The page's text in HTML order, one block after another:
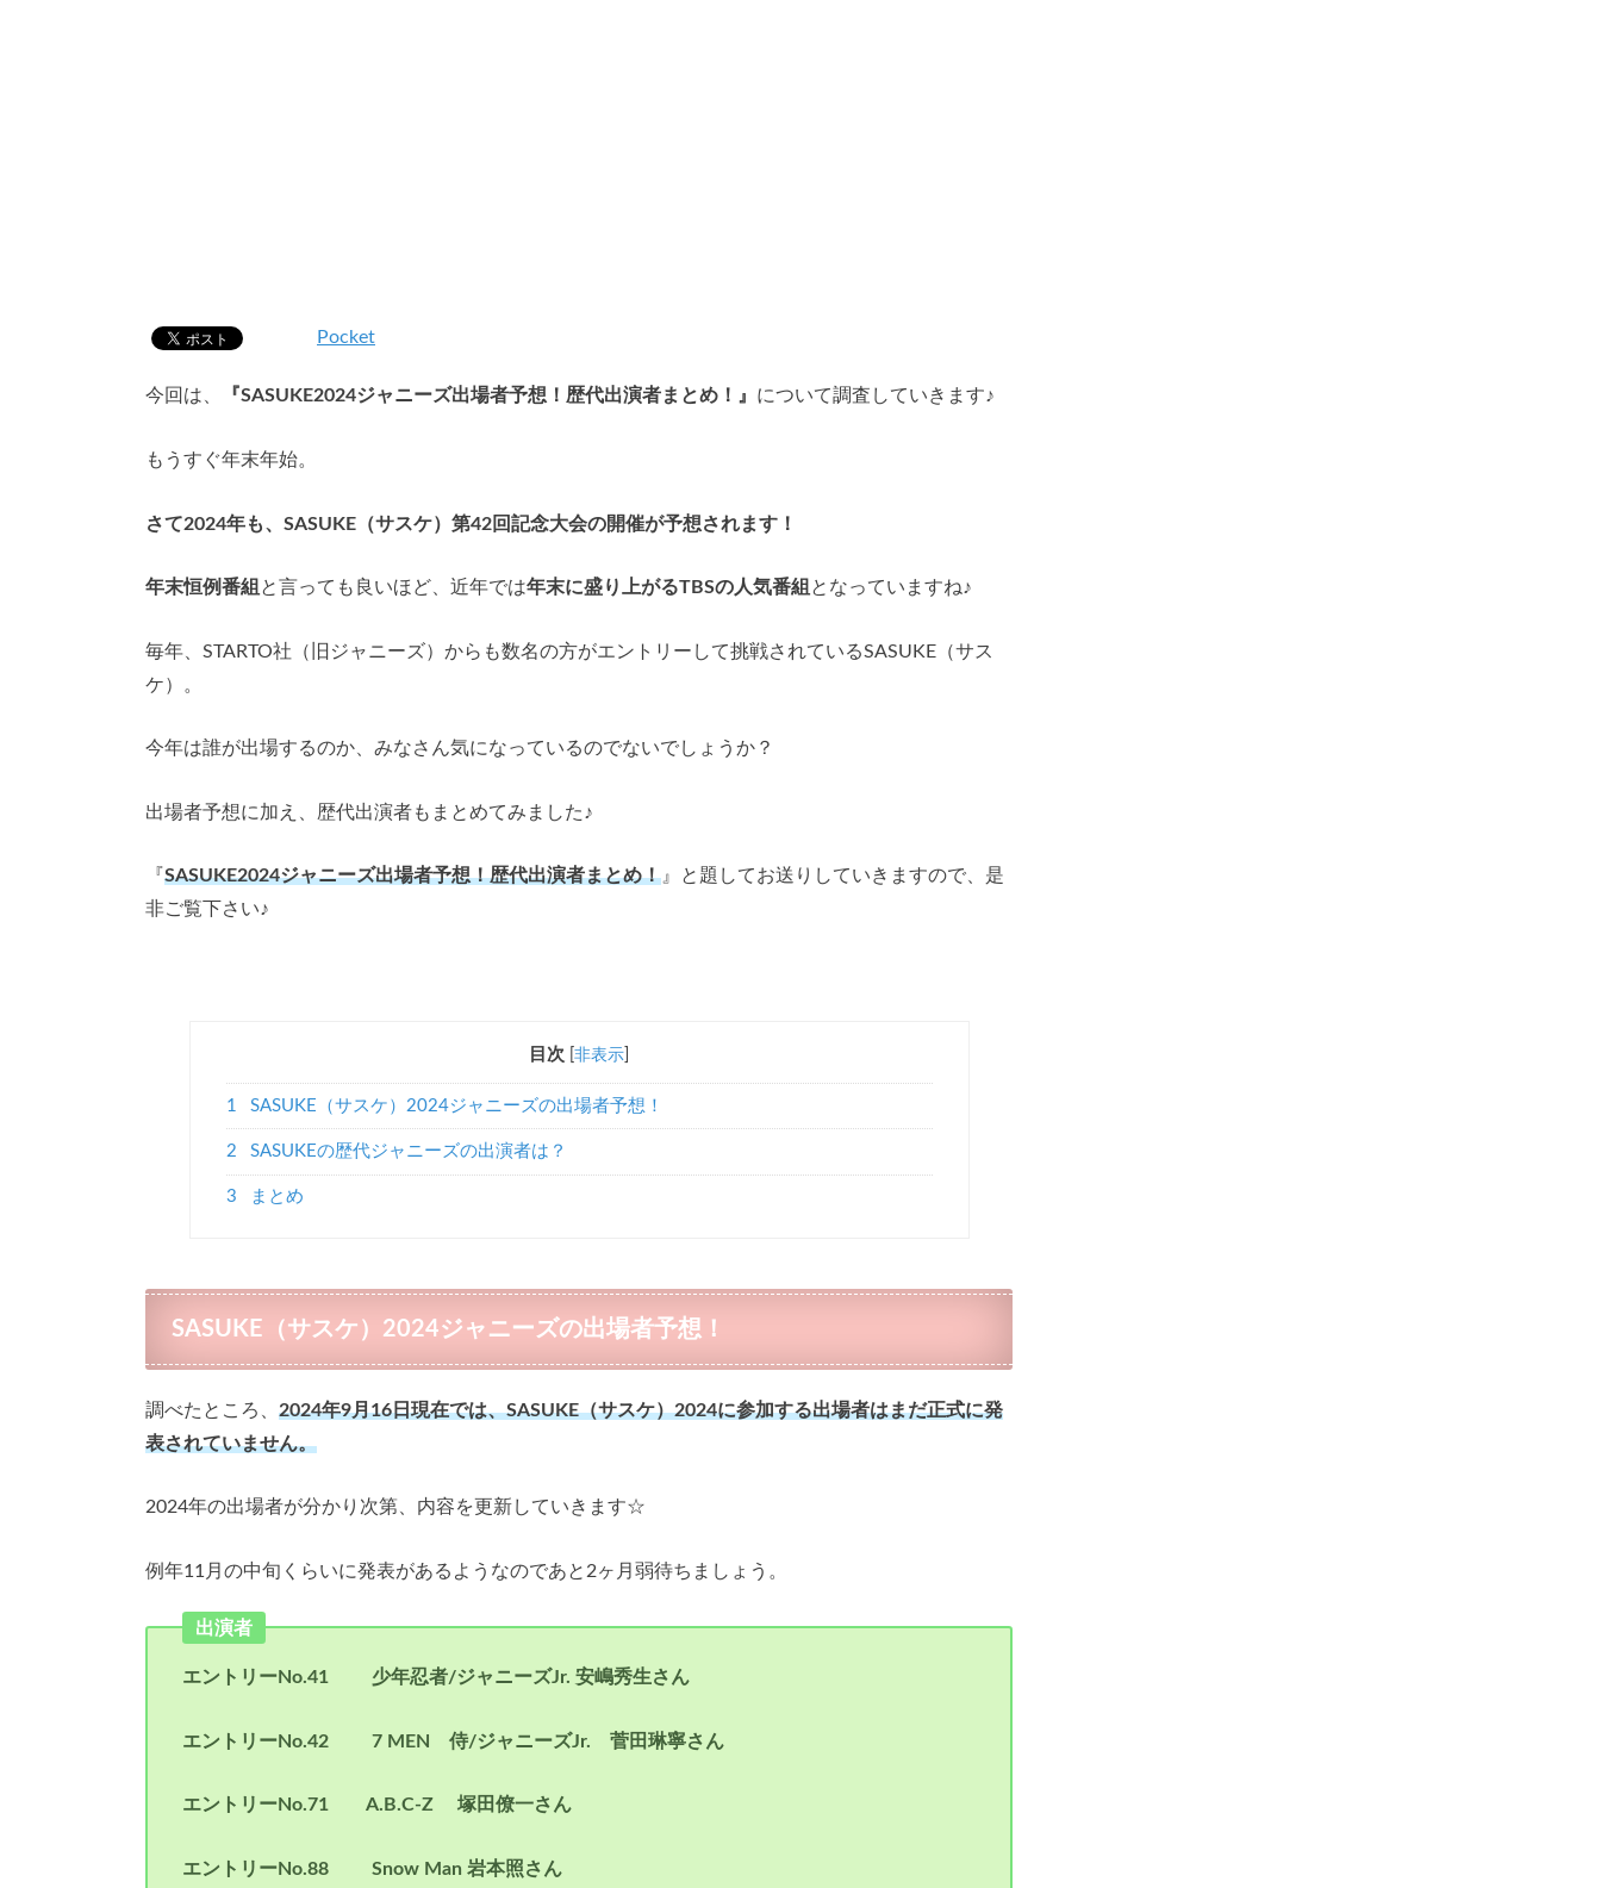
Pocket
今回は、 『SASUKE2024ジャニーズ出場者予想！歴代出演者まとめ！』 について調査していきます♪
もうすぐ年末年始。
さて2024年も、SASUKE（サスケ）第42回記念大会の開催が予想されます！
年末恒例番組 と言っても良いほど、近年では年末に盛り上がるTBSの人気番組 となっていますね♪
毎年、STARTO社（旧ジャニーズ）からも数名の方がエントリーして挑戦されているSASUKE（サス
ケ）。
今年は誰が出場するのか、みなさん気になっているのでないでしょうか？
出場者予想に加え、歴代出演者もまとめてみました♪
『 SASUKE2024ジャニーズ出場者予想！歴代出演者まとめ！』と題してお送りしていきますので、是
非ご覧下さい♪
目次 非表示
1 SASUKE（サスケ）2024ジャニーズの出場者予想！
2 SASUKEの歴代ジャニーズの出演者は？
3 まとめ
SASUKE（サスケ）2024ジャニーズの出場者予想！
調べたところ、 2024年9月16日現在では、SASUKE（サスケ）2024に参加する出場者はまだ正式に発
表されていません。
2024年の出場者が分かり次第、内容を更新していきます☆
例年11月の中旬くらいに発表があるようなのであと2ヶ月弱待ちましょう。
出演者
エントリーNo.41 少年忍者/ジャニーズJr. 安嶋秀生さん
エントリーNo.42 7 MEN 侍/ジャニーズJr. 菅田琳寧さん
エントリーNo.71 A.B.C-Z 塚田僚一さん
エントリーNo.88 Snow Man 岩本照さん